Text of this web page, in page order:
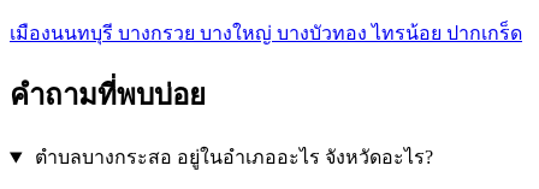
เมืองนนทบุรี บางกรวย บางใหญ่ บางบัวทองไทรน้อย ปากเกร็ด
คำถามที่พบบ่อย
ตำบลบางกระสอ อยู่ในอำเภออะไร จังหวัดอะไร?